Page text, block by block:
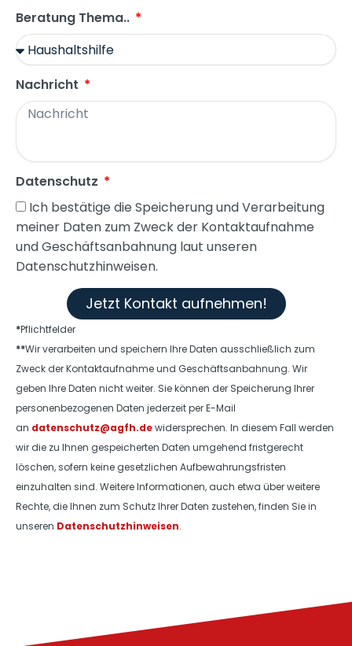
Beratung Thema..
Nachricht
Datenschutz
Ich bestätige die Speicherung und Verarbeitung
meiner Daten zum Zweck der Kontaktaufnahme
und Geschäftsanbahnung laut unseren
Datenschutzhinweisen.
Jetzt Kontakt aufnehmen!
*Pflichtfelder
**Wir verarbeiten und speichern Ihre Daten ausschließlich zum
Zweck der Kontaktaufnahme und Geschäftsanbahnung. Wir
geben Ihre Daten nicht weiter. Sie können der Speicherung Ihrer
personenbezogenen Daten jederzeit per E-Mail
an datenschutz@agfh.dewidersprechen. In diesem Fall werden
wir die zu Ihnen gespeicherten Daten umgehend fristgerecht
löschen, sofern keine gesetzlichen Aufbewahrungsfristen
einzuhalten sind. Weitere Informationen, auch etwa über weitere
Rechte, die Ihnen zum Schutz Ihrer Daten zustehen, finden Sie in
unseren Datenschutzhinweisen.